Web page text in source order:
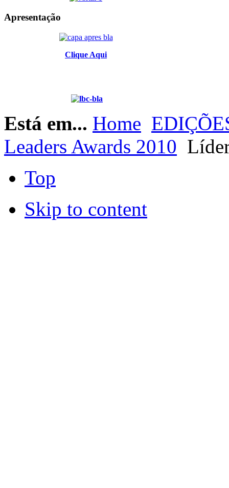
Apresentação
Clique Aqui
Está em... Home
Leaders Awards 2010
Top
Skip to content